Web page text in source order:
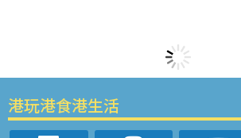
港玩港食港生活